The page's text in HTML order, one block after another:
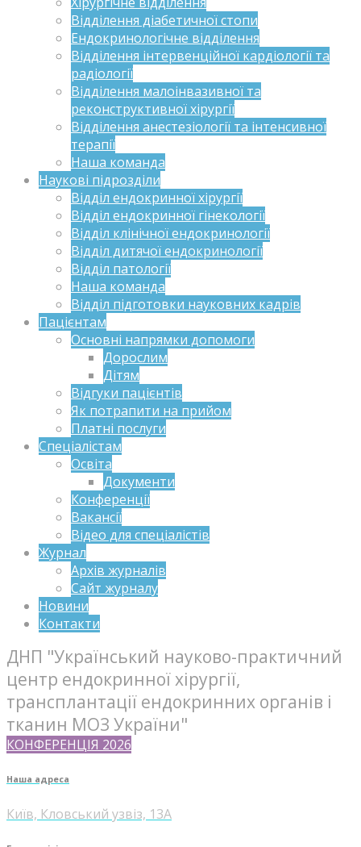
Відділення діабетичної стопи
Ендокринологічне відділення
Відділення інтервенційної кардіології та
радіології
Відділення малоінвазивної та
реконструктивної хірургії
Відділення анестезіології та інтенсивної
терапії
Наша команда
Наукові підрозділи
Відділ ендокринної хірургії
Відділ ендокринної гінекології
Відділ клінічної ендокринології
Відділ дитячої ендокринології
Відділ патології
Наша команда
Відділ підготовки науковних кадрів
Пацієнтам
Основні напрямки допомоги
Дорослим
Дітям
Відгуки пацієнтів
Як потрапити на прийом
Платні послуги
Спеціалістам
Освіта
Документи
Конференції
Вакансії
Відео для спеціалістів
Журнал
Архів журналів
Сайт журналу
Новини
Контакти
ДНП "Український науково-практичний
центр ендокринної хірургії,
трансплантації ендокринних органів і
тканин МОЗ України"
КОНФЕРЕНЦІЯ 2026
Наша адреса
Київ, Кловський узвіз, 13А